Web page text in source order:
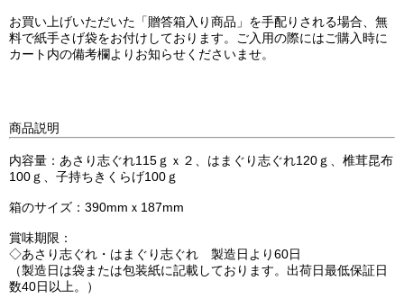
お買い上げいただいた「贈答箱入り商品」を手配りされる場合、無
料で紙手さげ袋をお付けしております。ご入用の際にはご購入時に
カート内の備考欄よりお知らせくださいませ。
商品説明
内容量：あさり志ぐれ115ｇｘ２、はまぐり志ぐれ120ｇ、椎茸昆布
100ｇ、子持ちきくらげ100ｇ
箱のサイズ：390mmｘ187mm
賞味期限：
◇あさり志ぐれ・はまぐり志ぐれ 製造日より60日
（製造日は袋または包装紙に記載しております。出荷日最低保証日
数40日以上。）